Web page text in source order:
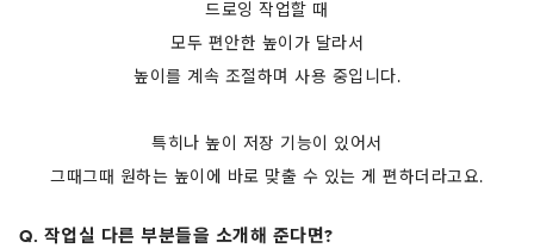
드로잉 작업할 때
모두 편안한 높이가 달라서
높이를 계속 조절하며 사용 중입니다.
특히나 높이 저장 기능이 있어서
그때그때 원하는 높이에 바로 맞출 수 있는 게 편하더라고요.
Q. 작업실 다른 부분들을 소개해 준다면?